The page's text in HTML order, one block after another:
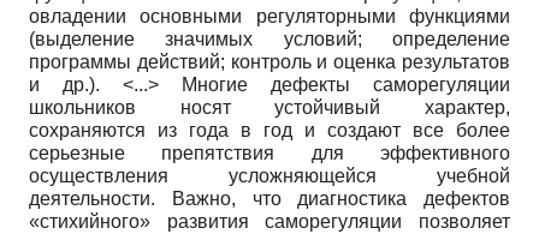
овладении основными регуляторными функциями
(выделение значимых условий; определение
программы действий; контроль и оценка результатов
и др.). <...> Многие дефекты саморегуляции
школьников носят устойчивый характер,
сохраняются из года в год и создают все более
серьезные препятствия для эффективного
осуществления усложняющейся учебной
деятельности. Важно, что диагностика дефектов
«стихийного» развития саморегуляции позволяет